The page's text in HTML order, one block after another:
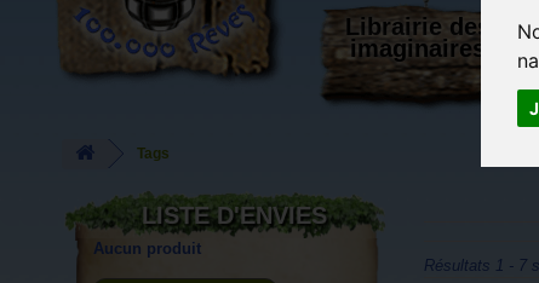
Librairie des
imaginaires
Tags
Résultats 1 - 7
LISTE D'ENVIES
Aucun produit